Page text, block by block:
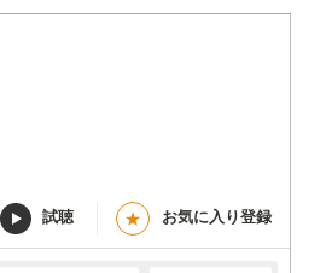
試聴 ★ お気に入り登録